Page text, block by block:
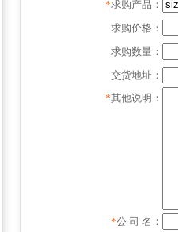
*求购产品：
求购价格：
求购数量：
交货地址：
*其他说明：
*公 司 名：